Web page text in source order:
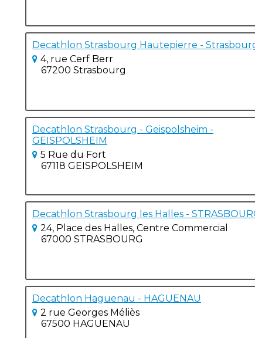
Decathlon Strasbourg Hautepierre -
4, rue Cerf Berr
67200 Strasbourg
Decathlon Strasbourg - Geispolsheim -
GEISPOLSHEIM
5 Rue du Fort
67118 GEISPOLSHEIM
Decathlon Strasbourg les Halles -
24, Place des Halles, Centre Commercial
67000 STRASBOURG
Decathlon Haguenau - HAGUENAU
2 rue Georges Méliès
67500 HAGUENAU